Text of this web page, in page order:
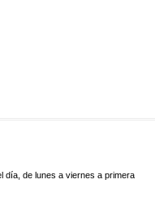
día, de lunes a viernes a primera